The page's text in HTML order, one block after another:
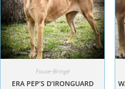
Fauve-Bringé
ERA PEP’S D’IRONGUARD